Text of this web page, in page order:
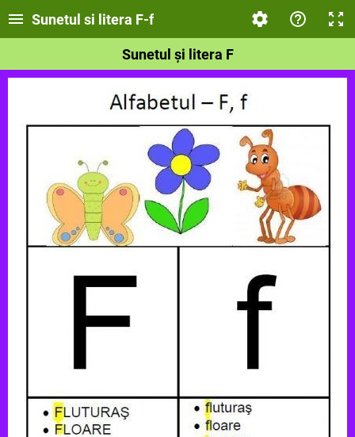
Sunetul si litera F-f
Sunetul și litera F